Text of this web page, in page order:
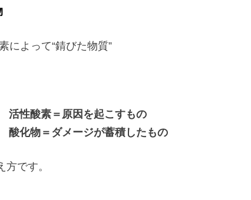
によって“錆びた物質”
活性酸素＝原因を起こすもの
酸化物＝ダメージが蓄積したもの
方です。